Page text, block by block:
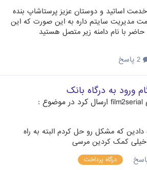
اساتید و دوستان عزیز پرستاشاپ بنده
مدیریت سایتم داره به این صورت که این
با نام دامنه زیر متصل هستید
ورود به درگاه بانک
film2serial ارسال کرد در موضوع :
که مشکل رو حل کردم البته به راه
کمک کردین مرسی
درگاه پرداخت